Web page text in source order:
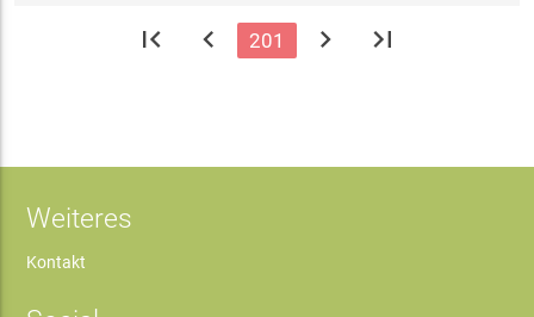
first_page chevron_left 201 chevron_right last_page
Weiteres
Kontakt